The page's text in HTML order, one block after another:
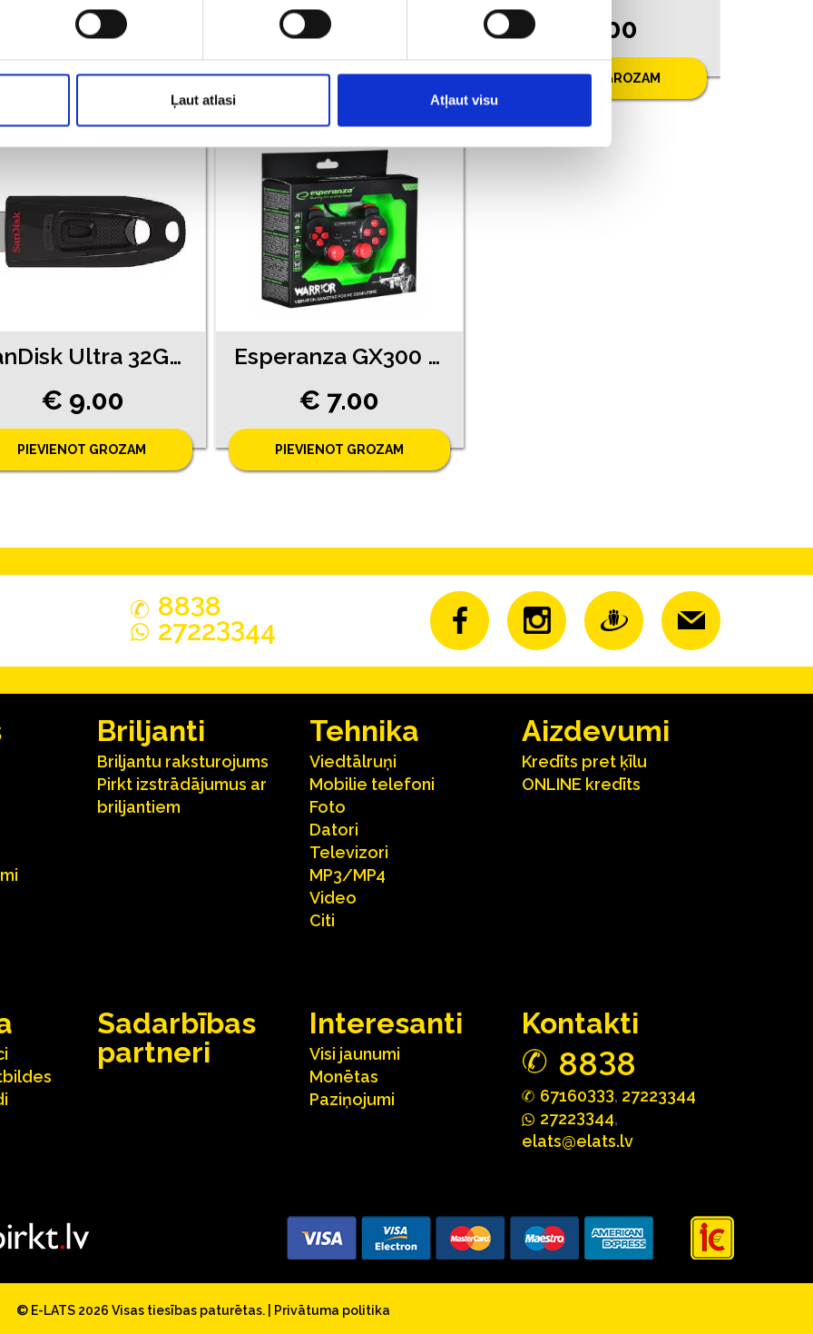
Ļaut atlasi Atļaut visu
€ 10.00
PIEVIENOT GROZAM
€ 10.00
PIEVIENOT GROZAM
€ 8.00
PIEVIENOT GROZAM
SanDisk Ultra 32GB (1840-0863 )
€ 9.00
PIEVIENOT GROZAM
Esperanza GX300 (10/3467 )
€ 7.00
PIEVIENOT GROZAM
8838
27223344
Briljanti
Briljantu raksturojums
Pirkt izstrādājumus ar
briljantiem
Tehnika
Viedtālruņi
Mobilie telefoni
Foto
Datori
Televizori
MP3/MP4
Video
Citi
Aizdevumi
Kredīts pret ķīlu
ONLINE kredīts
Sadarbības
partneri
Interesanti
Visi jaunumi
Monētas
Paziņojumi
Kontakti
8838
67160333, 27223344
27223344,
elats@elats.lv
© E-LATS 2026 Visas tiesības paturētas. Privātuma politika